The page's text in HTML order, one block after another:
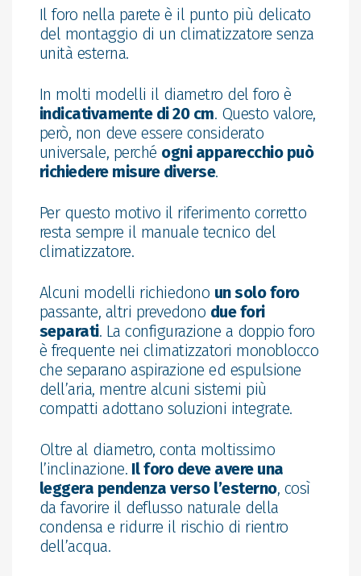
Il foro nella parete è il punto più delicato
del montaggio di un climatizzatore senza
unità esterna.
In molti modelli il diametro del foro è
indicativamente di 20 cm. Questo valore,
però, non deve essere considerato
universale, perché ogni apparecchio può
richiedere misure diverse.
Per questo motivo il riferimento corretto
resta sempre il manuale tecnico del
climatizzatore.
Alcuni modelli richiedono un solo foro
passante, altri prevedono due fori
separati. La configurazione a doppio foro
è frequente nei climatizzatori monoblocco
che separano aspirazione ed espulsione
dell’aria, mentre alcuni sistemi più
compatti adottano soluzioni integrate.
Oltre al diametro, conta moltissimo
l’inclinazione. Il foro deve avere una
leggera pendenza verso l’esterno, così
da favorire il deflusso naturale della
condensa e ridurre il rischio di rientro
dell’acqua.